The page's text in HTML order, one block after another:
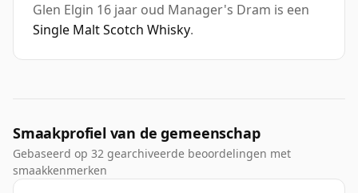
Glen Elgin 16 jaar oud Manager's Dram is een
Single Malt Scotch Whisky.
Smaakprofiel van de gemeenschap
Gebaseerd op 32 gearchiveerde beoordelingen met
smaakkenmerken